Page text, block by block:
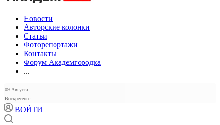
Новости
Авторские колонки
Статьи
Фоторепортажи
Контакты
Форум Академгородка
...
09 Августа
Воскресенье
ВОЙТИ